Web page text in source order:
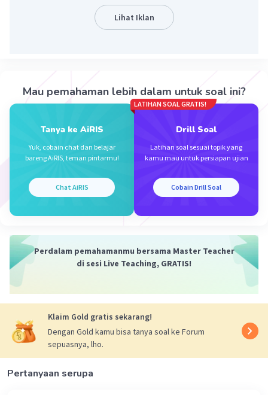
Lihat Iklan
Mau pemahaman lebih dalam untuk soal ini?
Tanya ke AiRIS
Yuk, cobain chat dan belajar
bareng AiRIS, teman pintarmu!
Chat AiRIS
LATIHAN SOAL GRATIS!
Drill Soal
Latihan soal sesuai topik yang
kamu mau untuk persiapan ujian
Cobain Drill Soal
Perdalam pemahamanmu bersama Master Teacher
di sesi Live Teaching, GRATIS!
Klaim Gold gratis sekarang!
Dengan Gold kamu bisa tanya soal ke Forum
sepuasnya, lho.
Pertanyaan serupa